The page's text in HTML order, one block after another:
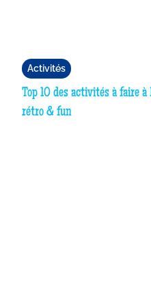
Activités
Top 10 des activités à faire à
rétro & fun